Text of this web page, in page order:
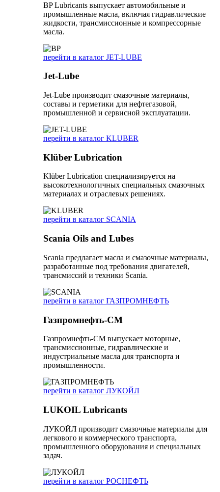
BP Lubricants выпускает автомобильные и
промышленные масла, включая гидравлические
жидкости, трансмиссионные и компрессорные
масла.
перейти в каталог JET-LUBE
Jet-Lube
Jet-Lube производит смазочные материалы,
составы и герметики для нефтегазовой,
промышленной и сервисной эксплуатации.
перейти в каталог KLUBER
Klüber Lubrication
Klüber Lubrication специализируется на
высокотехнологичных специальных смазочных
материалах и отраслевых решениях.
перейти в каталог SCANIA
Scania Oils and Lubes
Scania предлагает масла и смазочные материалы,
разработанные под требования двигателей,
трансмиссий и техники Scania.
перейти в каталог ГАЗПРОМНЕФТЬ
Газпромнефть-СМ
Газпромнефть-СМ выпускает моторные,
трансмиссионные, гидравлические и
индустриальные масла для транспорта и
промышленности.
перейти в каталог ЛУКОЙЛ
LUKOIL Lubricants
ЛУКОЙЛ производит смазочные материалы для
легкового и коммерческого транспорта,
промышленного оборудования и специальных
задач.
перейти в каталог РОСНЕФТЬ